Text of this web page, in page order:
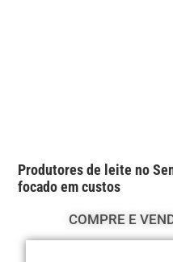
Produtores de leite no
focado em custos
COMPRE E